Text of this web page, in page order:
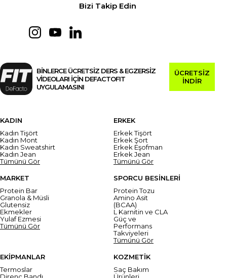
Bizi Takip Edin
BİNLERCE ÜCRETSİZ DERS & EGZERSİZ
VİDEOLARI İÇİN DEFACTOFIT
UYGULAMASINI
ÜCRETSİZ
İNDİR
KADIN
Kadın Tişört
Kadın Mont
Kadın Sweatshirt
Kadın Jean
Tümünü Gör
ERKEK
Erkek Tişört
Erkek Şort
Erkek Eşofman
Erkek Jean
Tümünü Gör
MARKET
Protein Bar
Granola & Müsli
Glutensiz
Ekmekler
Yulaf Ezmesi
Tümünü Gör
SPORCU BESİNLERİ
Protein Tozu
Amino Asit
(BCAA)
L Karnitin ve CLA
Güç ve
Performans
Takviyeleri
Tümünü Gör
EKİPMANLAR
Termoslar
Direnç Bandı
KOZMETİK
Saç Bakım
Ürünleri